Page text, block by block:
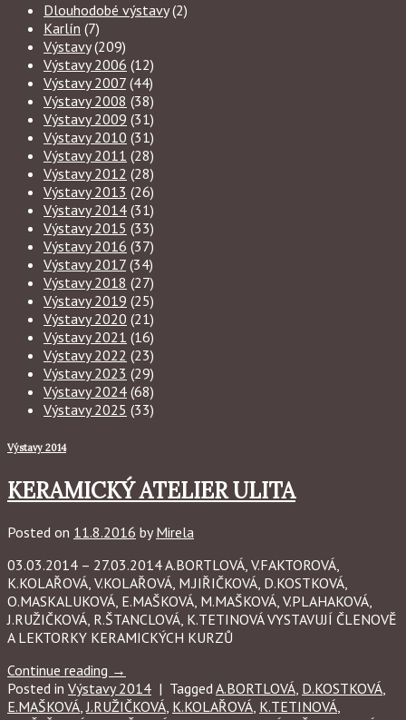
Dlouhodobé výstavy(2)
Karlín (7)
Výstavy(209)
Výstavy 2006 (12)
Výstavy 2007 (44)
Výstavy 2008 (38)
Výstavy 2009 (31)
Výstavy 2010 (31)
Výstavy 2011 (28)
Výstavy 2012 (28)
Výstavy 2013 (26)
Výstavy 2014 (31)
Výstavy 2015 (33)
Výstavy 2016 (37)
Výstavy 2017 (34)
Výstavy 2018 (27)
Výstavy 2019 (25)
Výstavy 2020 (21)
Výstavy 2021 (16)
Výstavy 2022 (23)
Výstavy 2023 (29)
Výstavy 2024 (68)
Výstavy 2025 (33)
Výstavy 2014
KERAMICKÝ ATELIER ULITA
Posted on 11.8.2016 byMirela
03.03.2014 – 27.03.2014 A.BORTLOVÁ, V.FAKTOROVÁ,
K.KOLAŘOVÁ, V.KOLAŘOVÁ, M.JIŘIČKOVÁ, D.KOSTKOVÁ,
O.MASKALUKOVÁ, E.MAŠKOVÁ, M.MAŠKOVÁ, V.PLAHAKOVÁ,
J.RUŽIČKOVÁ, R.ŠTANCLOVÁ, K.TETINOVÁ VYSTAVUJÍ ČLENOVĚ
A LEKTORKY KERAMICKÝCH KURZŮ
Continue reading →
Posted in Výstavy 2014 | Tagged A.BORTLOVÁ D.KOSTKOVÁ
E.MAŠKOVÁ J.RUŽIČKOVÁ K.KOLAŘOVÁ K.TETINOVÁ